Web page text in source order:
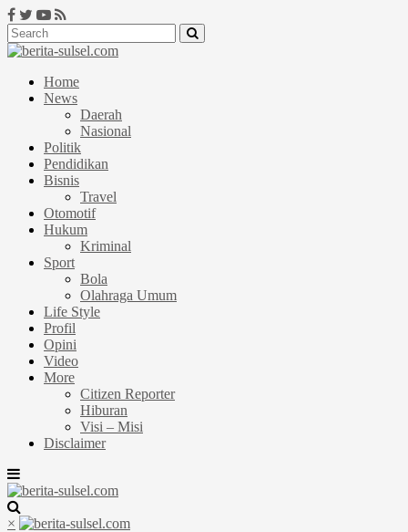
Home
News
Daerah
Nasional
Politik
Pendidikan
Bisnis
Travel
Otomotif
Hukum
Kriminal
Sport
Bola
Olahraga Umum
Life Style
Profil
Opini
Video
More
Citizen Reporter
Hiburan
Visi – Misi
Disclaimer
×